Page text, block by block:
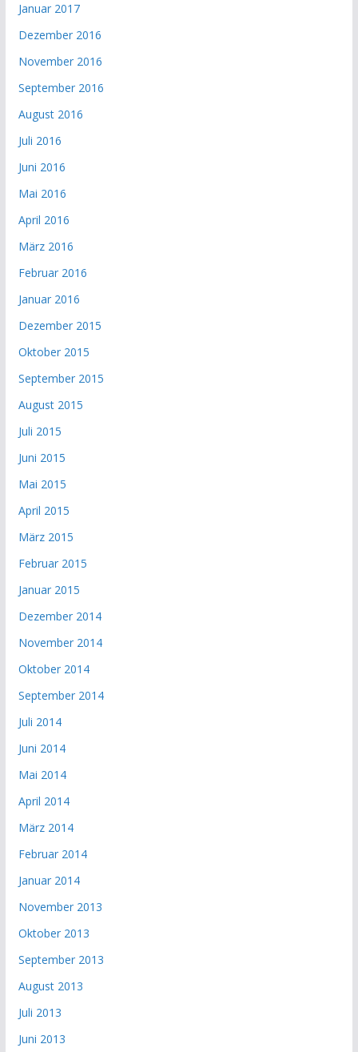
Januar 2017
Dezember 2016
November 2016
September 2016
August 2016
Juli 2016
Juni 2016
Mai 2016
April 2016
März 2016
Februar 2016
Januar 2016
Dezember 2015
Oktober 2015
September 2015
August 2015
Juli 2015
Juni 2015
Mai 2015
April 2015
März 2015
Februar 2015
Januar 2015
Dezember 2014
November 2014
Oktober 2014
September 2014
Juli 2014
Juni 2014
Mai 2014
April 2014
März 2014
Februar 2014
Januar 2014
November 2013
Oktober 2013
September 2013
August 2013
Juli 2013
Juni 2013